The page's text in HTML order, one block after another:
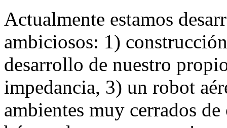
Actualmente estamos
ambiciosos: 1)
desarrollo de nuestro
impedancia, 3) un robot
ambientes muy cerrados